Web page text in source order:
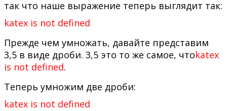
так что наше выражение теперь выглядит так:
katex is not defined
Прежде чем умножать, давайте представим
3,5 в виде дроби. 3,5 это то же самое, чтоkatex
is not defined.
Теперь умножим две дроби:
katex is not defined